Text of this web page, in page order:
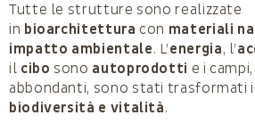
Tutte le strutture sono realizzate
in bioarchitettura con materiali
impatto ambientale. L’energia, l’
il cibo sono autoprodotti e i
abbondanti, sono stati trasformati
biodiversità e vitalità.